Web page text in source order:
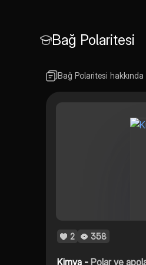
Bağ Polaritesi
Bağ Polaritesi
2 358
Kimya -Polar ve